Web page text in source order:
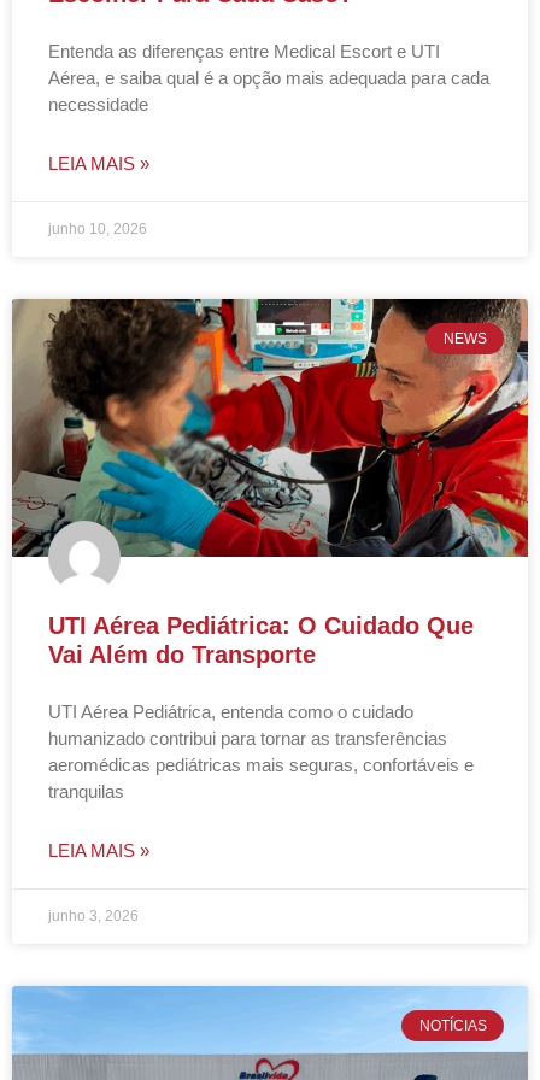
Entenda as diferenças entre Medical Escort e UTI
Aérea, e saiba qual é a opção mais adequada para cada
necessidade
LEIA MAIS »
junho 10, 2026
NEWS
UTI Aérea Pediátrica: O Cuidado Que
Vai Além do Transporte
UTI Aérea Pediátrica, entenda como o cuidado
humanizado contribui para tornar as transferências
aeromédicas pediátricas mais seguras, confortáveis e
tranquilas
LEIA MAIS »
junho 3, 2026
NOTÍCIAS